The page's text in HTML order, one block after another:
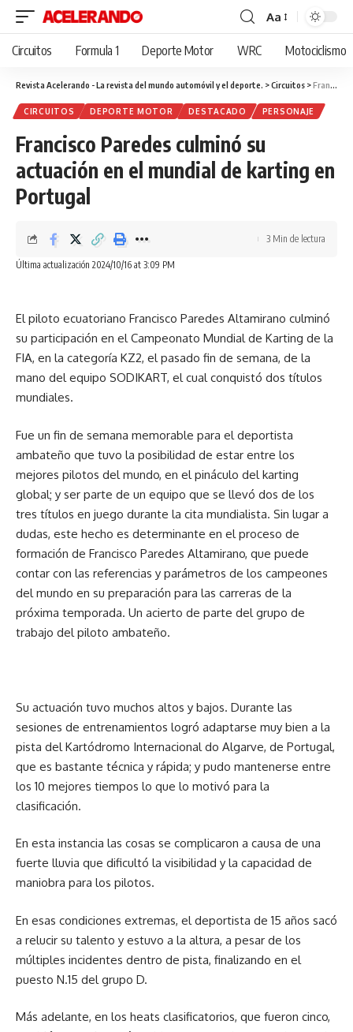
Cambiar
tamaño
fuente
Aa
Circuitos Formula 1 Deporte Motor WRC Motociclismo
Revista Acelerando - La revista del mundo automóvil y el deporte. >Circuitos >Francisco Paredes culminó su actuación en el mundial de karting en Portugal
CIRCUITOS DEPORTE MOTOR DESTACADO PERSONAJE
Francisco Paredes culminó su
actuación en el mundial de karting en
Portugal
Última actualización 2024/10/16 at 3:09 PM
3 Min de lectura
El piloto ecuatoriano Francisco Paredes Altamirano culminó
su participación en el Campeonato Mundial de Karting de la
FIA, en la categoría KZ2, el pasado fin de semana, de la
mano del equipo SODIKART, el cual conquistó dos títulos
mundiales.
Fue un fin de semana memorable para el deportista
ambateño que tuvo la posibilidad de estar entre los
mejores pilotos del mundo, en el pináculo del karting
global; y ser parte de un equipo que se llevó dos de los
tres títulos en juego durante la cita mundialista. Sin lugar a
dudas, este hecho es determinante en el proceso de
formación de Francisco Paredes Altamirano, que puede
contar con las referencias y parámetros de los campeones
del mundo en su preparación para las carreras de la
próxima temporada. Un acierto de parte del grupo de
trabajo del piloto ambateño.
Su actuación tuvo muchos altos y bajos. Durante las
sesiones de entrenamientos logró adaptarse muy bien a la
pista del Kartódromo Internacional do Algarve, de Portugal,
que es bastante técnica y rápida; y pudo mantenerse entre
los 10 mejores tiempos lo que lo motivó para la
clasificación.
En esta instancia las cosas se complicaron a causa de una
fuerte lluvia que dificultó la visibilidad y la capacidad de
maniobra para los pilotos.
En esas condiciones extremas, el deportista de 15 años sacó
a relucir su talento y estuvo a la altura, a pesar de los
múltiples incidentes dentro de pista, finalizando en el
puesto N.15 del grupo D.
Más adelante, en los heats clasificatorios, que fueron cinco,